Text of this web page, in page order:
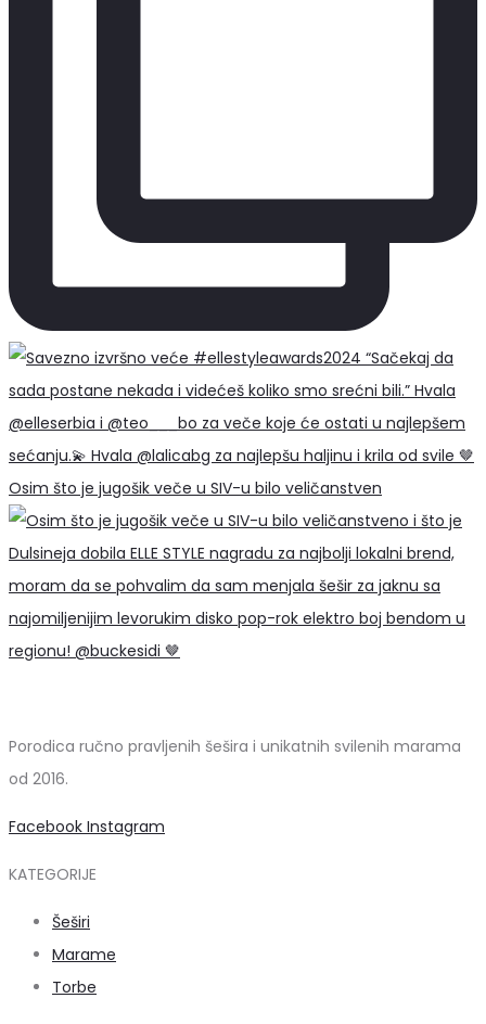
Osim što je jugošik veče u SIV-u bilo veličanstven
Porodica ručno pravljenih šešira i unikatnih svilenih marama
od 2016.
Facebook Instagram
KATEGORIJE
Šeširi
Marame
Torbe